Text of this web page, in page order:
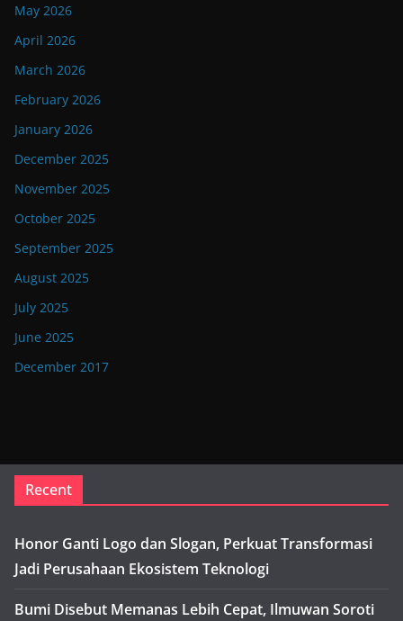
May 2026
April 2026
March 2026
February 2026
January 2026
December 2025
November 2025
October 2025
September 2025
August 2025
July 2025
June 2025
December 2017
Recent
Honor Ganti Logo dan Slogan, Perkuat Transformasi
Jadi Perusahaan Ekosistem Teknologi
Bumi Disebut Memanas Lebih Cepat, Ilmuwan Soroti